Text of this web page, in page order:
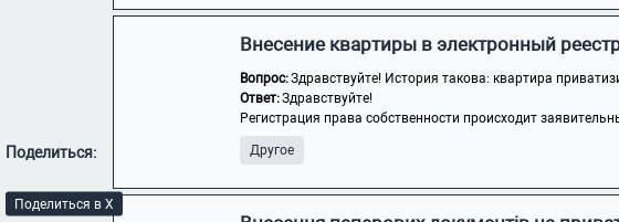
Поделиться:
Поделиться в X
Внесение квартиры в электронный
Вопрос:Здравствуйте! История такова: квартира
Ответ:Здравствуйте!
Регистрация права собственности происходит
Другое